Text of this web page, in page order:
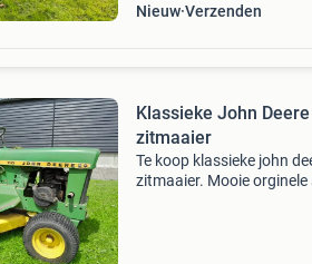
Nieuw Verzenden
Klassieke John
zitmaaier
Te koop klassieke john
zitmaaier. Mooie